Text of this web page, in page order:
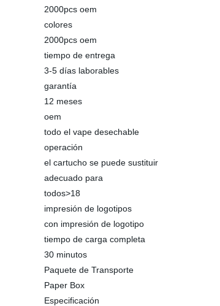
2000pcs oem
colores
2000pcs oem
tiempo de entrega
3-5 días laborables
garantía
12 meses
oem
todo el vape desechable
operación
el cartucho se puede sustituir
adecuado para
todos>18
impresión de logotipos
con impresión de logotipo
tiempo de carga completa
30 minutos
Paquete de Transporte
Paper Box
Especificación